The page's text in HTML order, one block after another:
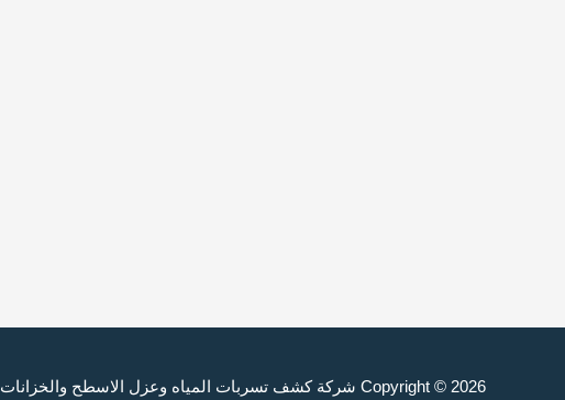
Copyright © 2026 شركة كشف تسربات المياه وعزل الاسطح والخزانات 0509597243